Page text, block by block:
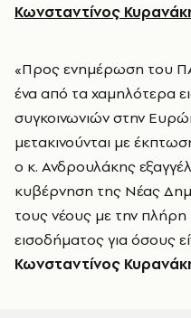
Κωνσταντίνος
«Προς ενημέρωση του
ένα από τα χαμηλότερα
συγκοινωνιών στην
μετακινούνται με
ο κ. Ανδρουλάκης
κυβέρνηση της Νέας
τους νέους με την
εισοδήματος για όσους
Κωνσταντίνος